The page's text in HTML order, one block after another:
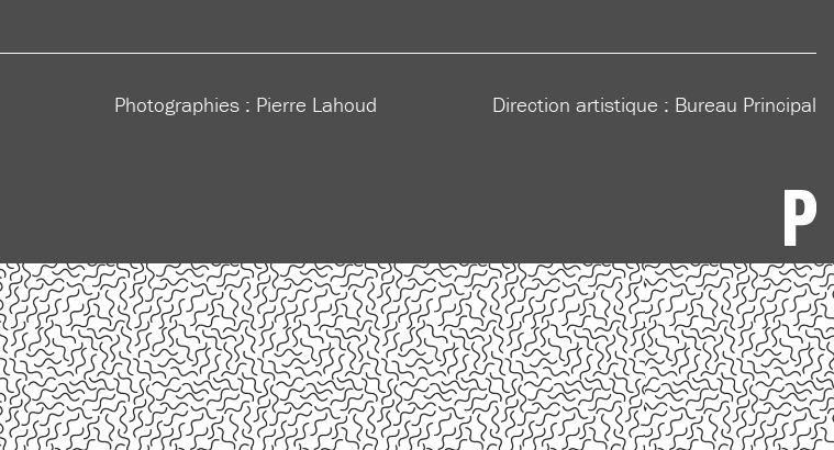
Photographies : Pierre Lahoud Direction artistique : Bureau Principal